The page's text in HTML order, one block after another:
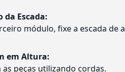
da Escada:
módulo, fixe a escada de
em Altura:
as peças utilizando cordas.